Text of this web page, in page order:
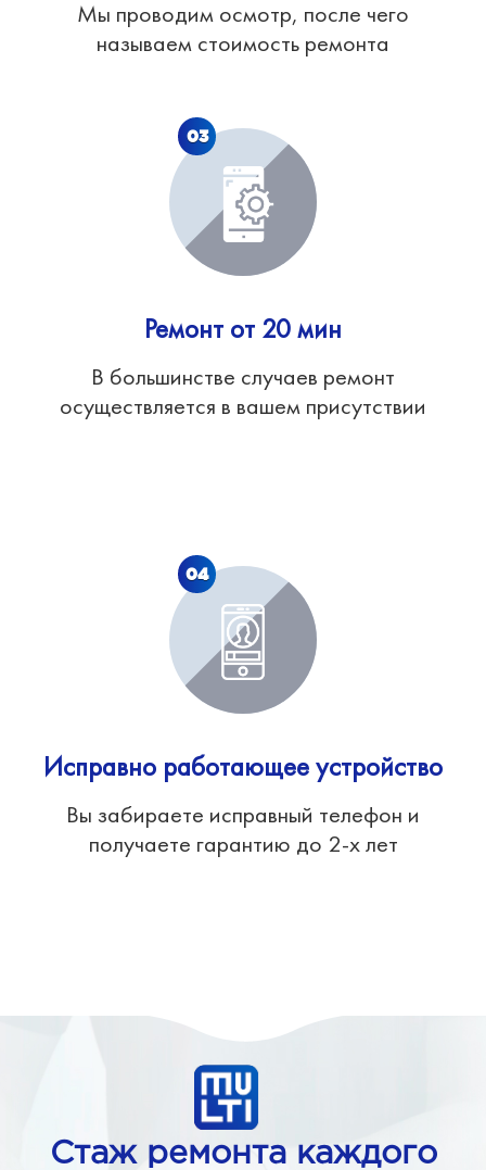
Мы проводим осмотр, после чего
называем стоимость ремонта
03
Ремонт от 20 мин
В большинстве случаев ремонт
осуществляется в вашем присутствии
04
Исправно работающее устройство
Вы забираете исправный телефон и
получаете гарантию до 2-х лет
Стаж ремонта каждого